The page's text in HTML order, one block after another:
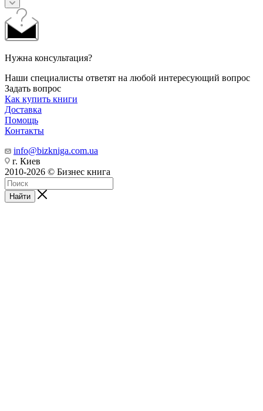
Нужна консультация?
Наши специалисты ответят на любой интересующий вопрос
Задать вопрос
Как купить книги
Доставка
Помощь
Контакты
info@bizkniga.com.ua
г. Киев
2010-2026 © Бизнес книга
Найти